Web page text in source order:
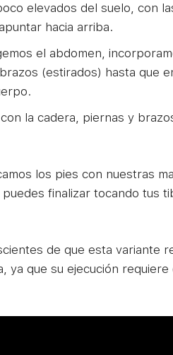
elevados del suelo, con
hacia arriba.
el abdomen,
(estirados) hasta que
la cadera, piernas y
los pies con nuestras
finalizar tocando tus
de que esta variante
ya que su ejecución requiere